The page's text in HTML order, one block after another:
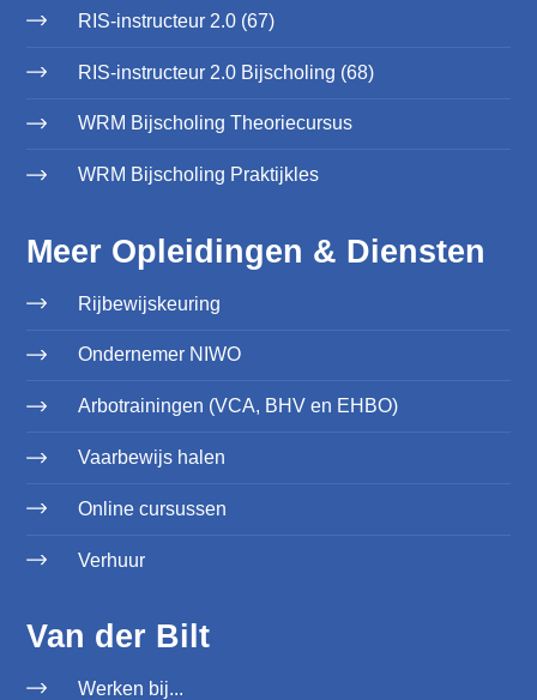
RIS-instructeur 2.0 (67)
RIS-instructeur 2.0 Bijscholing (68)
WRM Bijscholing Theoriecursus
WRM Bijscholing Praktijkles
Meer Opleidingen & Diensten
Rijbewijskeuring
Ondernemer NIWO
Arbotrainingen (VCA, BHV en EHBO)
Vaarbewijs halen
Online cursussen
Verhuur
Van der Bilt
Werken bij...